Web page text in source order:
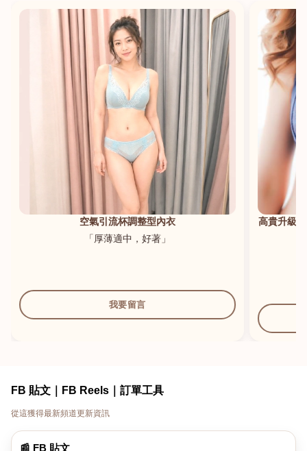
空氣引流杯調整型內衣
「厚薄適中，好著」
我要留言
高貴升級
FB 貼文｜FB Reels｜訂單工具
從這獲得最新頻道更新資訊
📰 FB 貼文
港澳中文
English